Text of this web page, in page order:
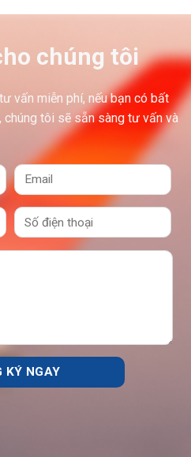
chúng tôi
vấn miễn phí, nếu bạn có bất
chúng tôi sẽ sẵn sàng tư vấn và